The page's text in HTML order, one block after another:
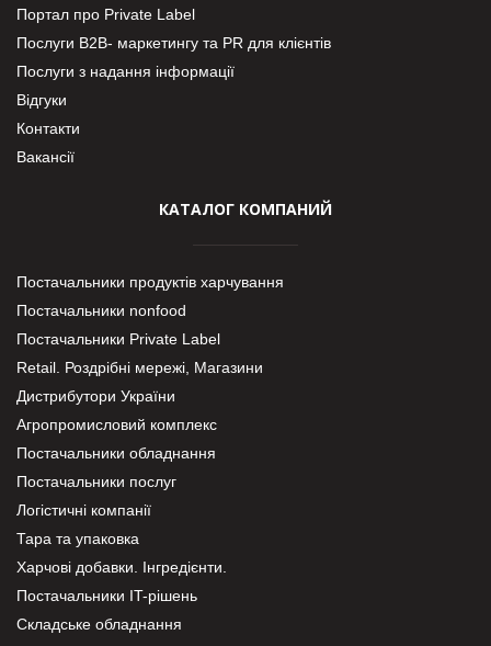
Портал про Private Label
Послуги В2В- маркетингу та PR для клієнтів
Послуги з надання інформації
Відгуки
Контакти
Вакансії
КАТАЛОГ КОМПАНИЙ
Постачальники продуктів харчування
Постачальники nonfood
Постачальники Private Label
Retail. Роздрібні мережі, Магазини
Дистрибутори України
Агропромисловий комплекс
Постачальники обладнання
Постачальники послуг
Логістичні компанії
Тара та упаковка
Харчові добавки. Інгредієнти.
Постачальники IT-рішень
Складське обладнання